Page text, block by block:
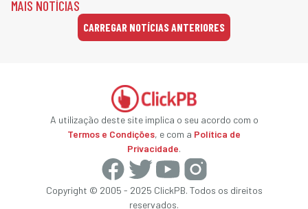
MAIS NOTÍCIAS
CARREGAR NOTÍCIAS ANTERIORES
A utilização deste site implica o seu acordo com o
Termos e Condições, e com a Política de
Privacidade.
Copyright © 2005 - 2025 ClickPB. Todos os direitos
reservados.